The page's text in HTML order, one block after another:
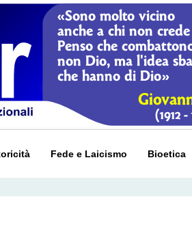
Fede e Laicismo Bioetica